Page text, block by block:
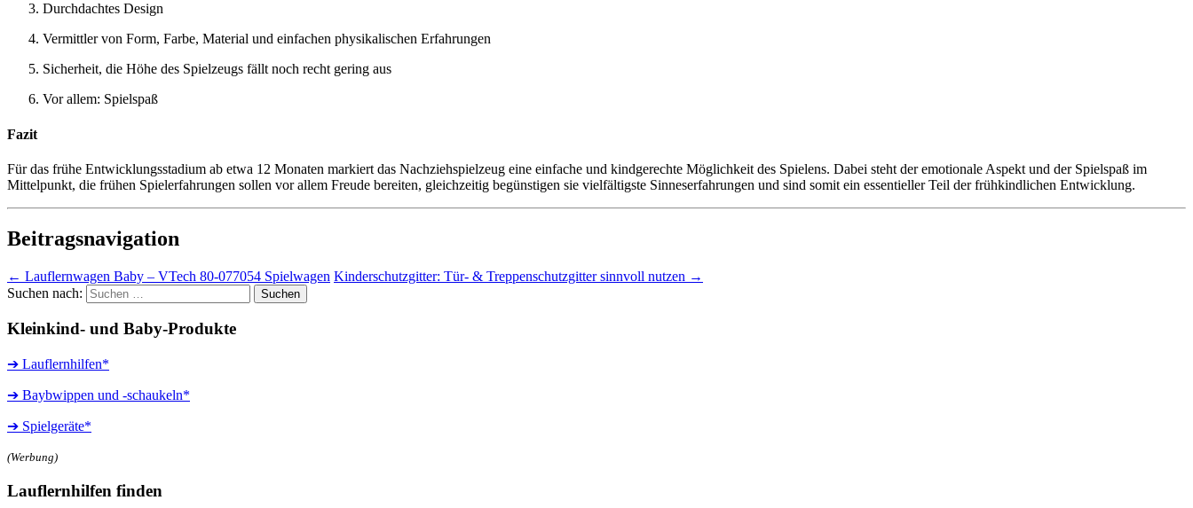
Durchdachtes Design
Vermittler von Form, Farbe, Material und einfachen physikalischen Erfahrungen
Sicherheit, die Höhe des Spielzeugs fällt noch recht gering aus
Vor allem: Spielspaß
Fazit
Für das frühe Entwicklungsstadium ab etwa 12 Monaten markiert das Nachziehspielzeug eine einfache und kindgerechte Möglichkeit des Spielens. Dabei steht der emotionale Aspekt und der Spielspaß im
Mittelpunkt, die frühen Spielerfahrungen sollen vor allem Freude bereiten, gleichzeitig begünstigen sie vielfältigste Sinneserfahrungen und sind somit ein essentieller Teil der frühkindlichen Entwicklung.
Beitragsnavigation
← Lauflernwagen Baby – VTech 80-077054 Spielwagen Kinderschutzgitter: Tür- & Treppenschutzgitter sinnvoll nutzen →
Suchen nach:
Kleinkind- und Baby-Produkte
➔ Lauflernhilfen*
➔ Baybwippen und -schaukeln*
➔ Spielgeräte*
(Werbung)
Lauflernhilfen finden